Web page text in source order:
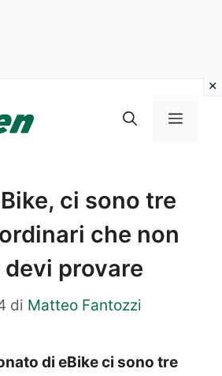
Menu
ci sono tre
che non
provare
di Matteo Fantozzi
di eBike ci sono tre